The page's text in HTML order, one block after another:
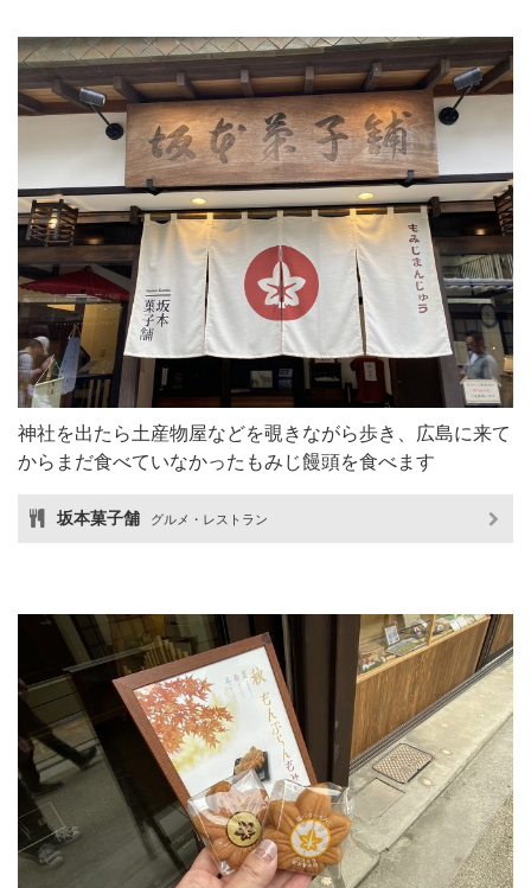
神社を出たら土産物屋などを覗きながら歩き、広島に来て
からまだ食べていなかったもみじ饅頭を食べます
坂本菓子舗 グルメ・レストラン